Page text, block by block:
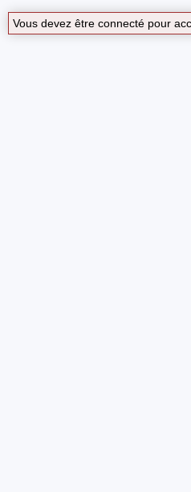
Vous devez être connecté pour